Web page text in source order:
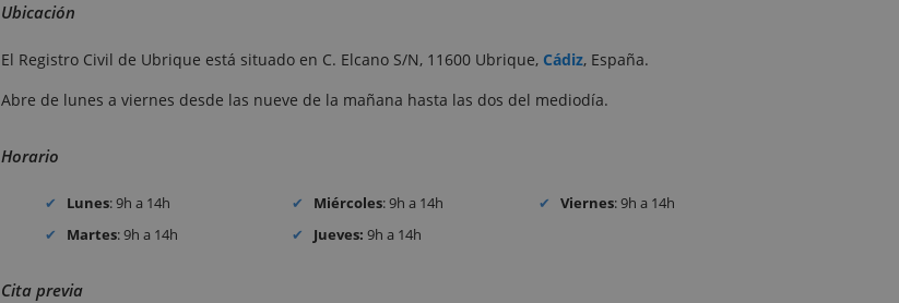
Ubicación
El Registro Civil de Ubrique está situado en C. Elcano S/N, 11600 Ubrique, Cádiz, España.
Abre de lunes a viernes desde las nueve de la mañana hasta las dos del mediodía.
Horario
Lunes: 9h a 14h
Martes: 9h a 14h
Miércoles: 9h a 14h
Jueves: 9h a 14h
Viernes: 9h a 14h
Cita previa